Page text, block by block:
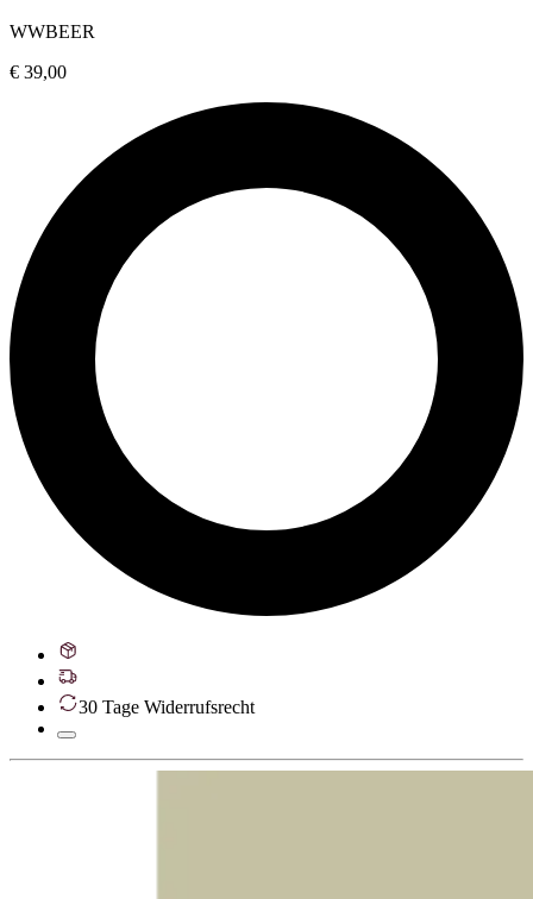
WWBEER
€ 39,00
30 Tage Widerrufsrecht